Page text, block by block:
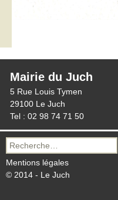
Mairie du Juch
5 Rue Louis Tymen
29100 Le Juch
Tel : 02 98 74 71 50
Recherche
pour :
Mentions légales
© 2014 - Le Juch